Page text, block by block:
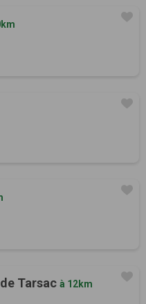
Tarsac à 12km